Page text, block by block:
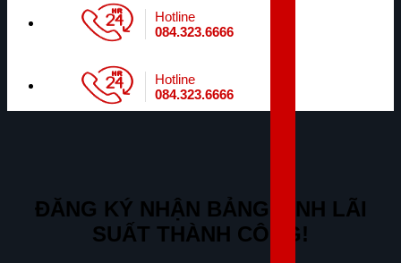
Hotline
084.323.6666
Hotline
084.323.6666
ĐĂNG KÝ NHẬN BẢNG TÍNH LÃI
SUẤT THÀNH CÔNG!